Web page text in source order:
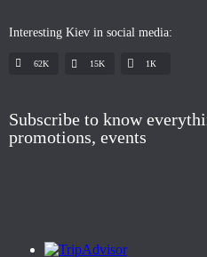
Interesting Kiev in social media:
62K 15K 1К
Subscribe to know
promotions, events